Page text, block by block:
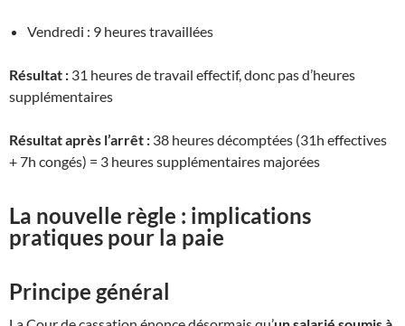
Vendredi : 9 heures travaillées
Résultat : 31 heures de travail effectif, donc pas d’heures
supplémentaires
Résultat après l’arrêt : 38 heures décomptées (31h effectives
+ 7h congés) = 3 heures supplémentaires majorées
La nouvelle règle : implications
pratiques pour la paie
Principe général